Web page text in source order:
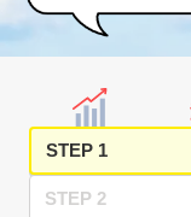
STEP 1
STEP 2
お問い合わせ